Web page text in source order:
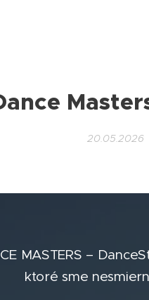
20.05.2026
MASTERS –
ktoré sme